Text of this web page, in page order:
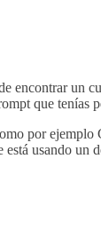
encontrar un
que tenías
por ejemplo
usando un